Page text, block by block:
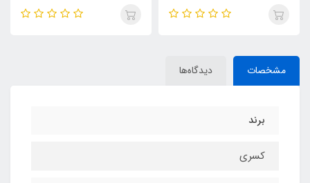
مشخصات دیدگاه‌ها
برند
کسری